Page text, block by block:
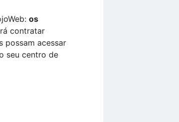
os
contratar
possam acessar
seu centro de